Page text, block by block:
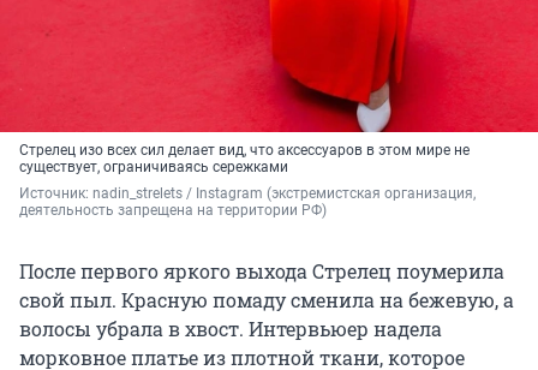
Стрелец изо всех сил делает вид, что аксессуаров в этом мире не
существует, ограничиваясь сережками
Источник: nadin_strelets / Instagram (экстремистская организация,
деятельность запрещена на территории РФ)
После первого яркого выхода Стрелец поумерила
свой пыл. Красную помаду сменила на бежевую, а
волосы убрала в хвост. Интервьюер надела
морковное платье из плотной ткани, которое